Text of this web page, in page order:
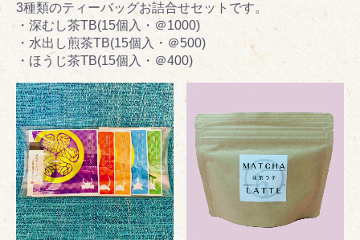
3種類のティーバッグお詰合せセットです。
・深むし茶TB(15個入・＠1000)
・水出し煎茶TB(15個入・＠500)
・ほうじ茶TB(15個入・＠400)